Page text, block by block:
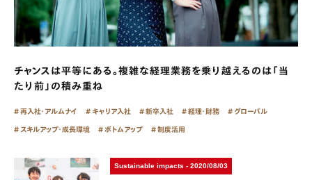
チャンスは平等にある。複雑な経理業務を乗り越えるのは「当
たり前」の積み重ね
再入社・アルムナイ キャリア入社 新卒入社 経理・財務 グローバル
スキルアップ・成長環境 ボトムアップ 制度活用
Sustainable impacts - 2020/08/03